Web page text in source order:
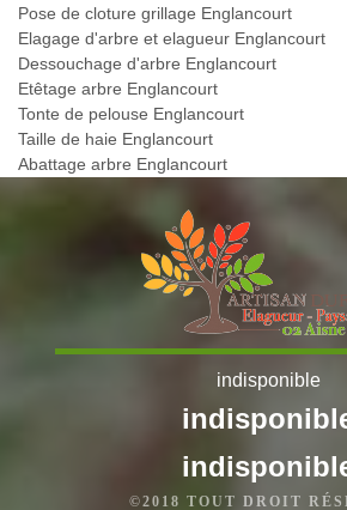
Pose de cloture grillage Englancourt
Elagage d'arbre et elagueur Englancourt
Dessouchage d'arbre Englancourt
Etêtage arbre Englancourt
Tonte de pelouse Englancourt
Taille de haie Englancourt
Abattage arbre Englancourt
indisponible
©2018 TOUT DROIT